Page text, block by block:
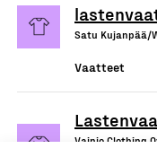
Satu Kujanpää/
Vaatteet
Vainio Clothing